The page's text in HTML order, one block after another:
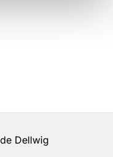
Dellwig